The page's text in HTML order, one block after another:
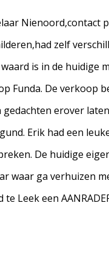
Nienoord,contact
zelf
is in de
Funda. De verkoop
erover
Erik had een
De huidige
waar ga verhuizen
Leek een